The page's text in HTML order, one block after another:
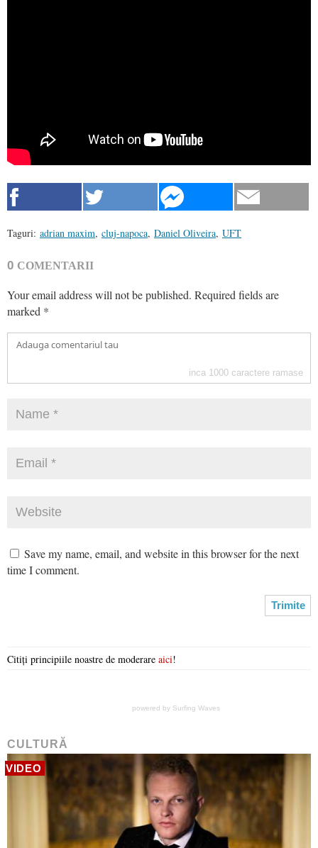
Taguri: adrian maxim, cluj-napoca, Daniel Oliveira, UFT
0 COMENTARII
Your email address will not be published. Required fields are
marked *
inca 1000 caractere ramase
Save my name, email, and website in this browser for the next
time I comment.
Citiți principiile noastre de moderare aici!
powered by Surfing Waves
CULTURĂ
VIDEO